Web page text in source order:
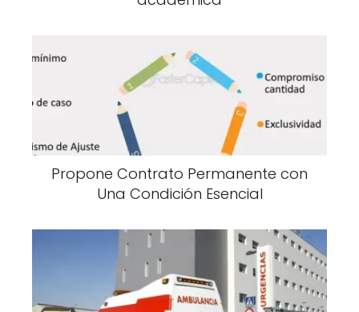
Propone Contrato Permanente con
Una Condición Esencial